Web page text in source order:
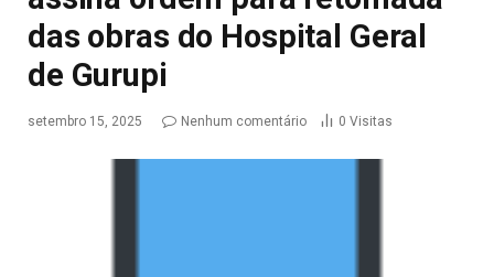
das obras do Hospital Geral
de Gurupi
setembro 15, 2025 Nenhum comentário 0 Visitas